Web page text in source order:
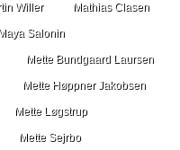
Willer Mathias Clasen
Maya Salonin
Mette Bundgaard Laursen
Mette Høppner Jakobsen
Mette Løgstrup
Mette Sejrbo